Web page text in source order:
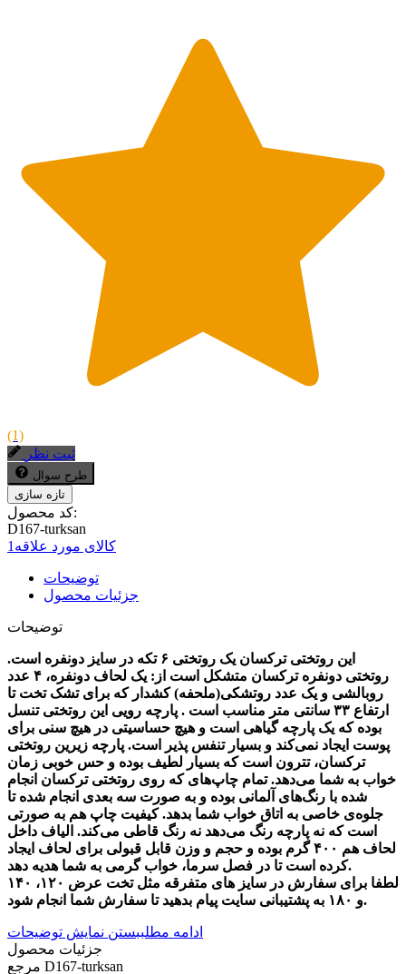
(1)
ثبت نظر
طرح سوال
کد محصول:
D167-turksan
کالای مورد علاقه 1
توضیحات
جزئیات محصول
توضیحات
این روتختی ترکسان یک روتختی ۶ تکه در سایز دونفره است.
روتختی دونفره ترکسان متشکل است از: یک لحاف دونفره، ۴ عدد
روبالشی و یک عدد روتشکی(ملحفه) کشدار که برای تشک تخت تا
ارتفاع ۳۳ سانتی متر مناسب است . پارچه رویی این روتختی تنسل
بوده که یک پارچه گیاهی است و هیچ حساسیتی در هیچ سنی برای
پوست ایجاد نمی‌کند و بسیار تنفس پذیر است. پارچه زیرین روتختی
ترکسان، تترون است که بسیار لطیف بوده و حس خوبی زمان
خواب به شما می‌دهد. تمام چاپ‌های که روی روتختی ترکسان انجام
شده با رنگ‌های آلمانی بوده و به صورت سه بعدی انجام شده تا
جلوه‌ی خاصی به اتاق خواب شما بدهد. کیفیت چاپ هم به صورتی
است که نه پارچه رنگ می‌دهد نه رنگ قاطی می‌کند. الیاف داخل
لحاف هم ۴۰۰ گرم بوده و حجم و وزن قابل قبولی برای لحاف ایجاد
کرده است تا در فصل سرما، خواب گرمی به شما هدیه دهد.
لطفا برای سفارش در سایز های متفرقه مثل تخت عرض ۱۲۰، ۱۴۰
و ۱۸۰ به پشتیبانی سایت پیام بدهید تا سفارش شما انجام شود.
ادامه مطلببستن نمایش توضیحات
جزئیات محصول
D167-turksan